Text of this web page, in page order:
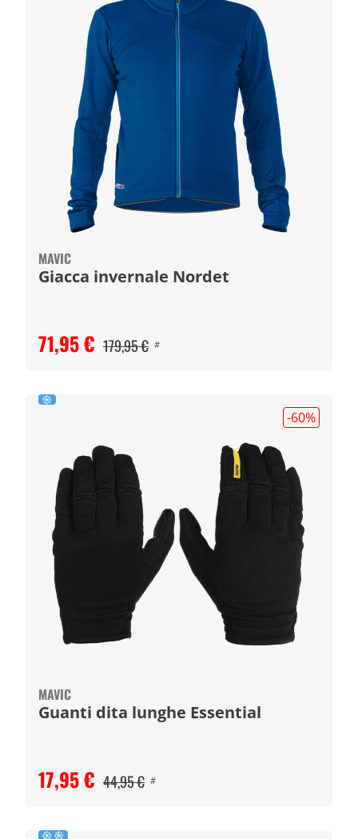
MAVIC
Giacca invernale Nordet
71,95 € 179,95 € #
-60%
MAVIC
Guanti dita lunghe Essential
17,95 € 44,95 € #